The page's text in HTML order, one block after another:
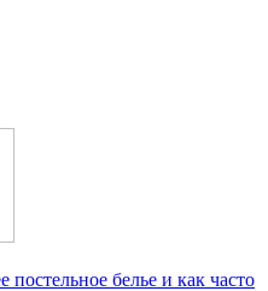
постельное белье и как часто